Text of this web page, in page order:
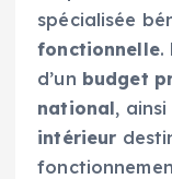
spécialisée
fonctionnelle.
d’un budget
national, ainsi
intérieur